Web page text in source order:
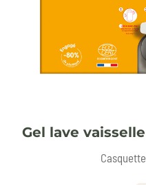
Gel lave